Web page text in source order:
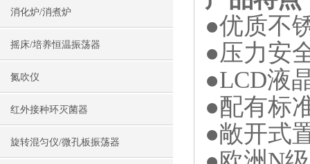
消化炉/消煮炉
摇床/培养恒温振荡器
氮吹仪
红外接种环灭菌器
旋转混匀仪/微孔板振荡器
●优
●压力安
●LCD液
●配有标
●敞开式